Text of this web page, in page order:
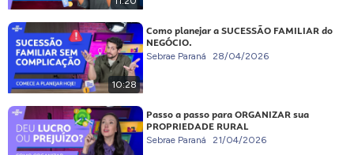
10:28
Como planejar a SUCESSÃO FAMILIAR do
NEGÓCIO.
Sebrae Paraná 28/04/2026
Passo a passo para ORGANIZAR sua
PROPRIEDADE RURAL
Sebrae Paraná 21/04/2026